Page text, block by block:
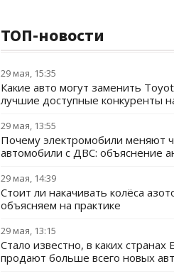
ТОП-новости
29 мая, 15:35
Какие авто могут заменить
лучшие доступные конкуренты
29 мая, 13:55
Почему электромобили меняют
автомобили с ДВС: объяснение
29 мая, 14:39
Стоит ли накачивать колёса
объясняем на практике
29 мая, 13:15
Стало известно, в каких странах
продают больше всего новых